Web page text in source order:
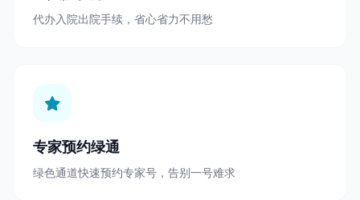
代办入院出院手续，省心省力不用愁
专家预约绿通
绿色通道快速预约专家号，告别一号难求